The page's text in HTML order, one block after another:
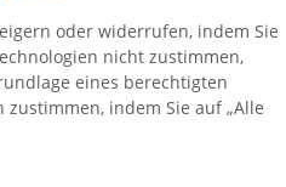
Arthografie des
Arthrogramm
PREMIUM
Sie
Sie
oder widerrufen, indem Sie
nicht zustimmen,
eines berechtigten
indem Sie auf „Alle